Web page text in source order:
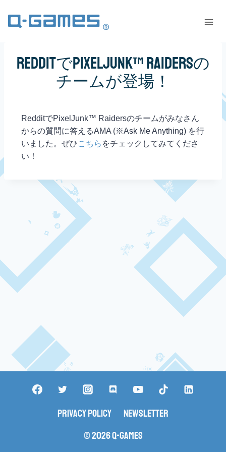
RedditでPixelJunk™ Raidersの
チームが登場！
RedditでPixelJunk™ Raidersのチームがみなさん
からの質問に答えるAMA (※Ask Me Anything) を行
いました。ぜひこちら をチェックしてみてくださ
い！
Privacy Policy
Newsletter
© 2026 Q-Games